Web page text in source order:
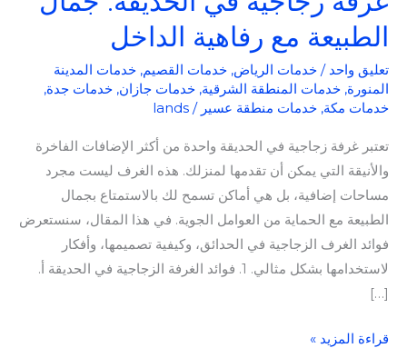
الطبيعة مع رفاهية الداخل
تعليق واحد / خدمات الرياض, خدمات القصيم, خدمات المدينة
المنورة, خدمات المنطقة الشرقية, خدمات جازان, خدمات جدة,
خدمات مكة, خدمات منطقة عسير /
lands
تعتبر غرفة زجاجية في الحديقة واحدة من أكثر الإضافات الفاخرة
والأنيقة التي يمكن أن تقدمها لمنزلك. هذه الغرف ليست مجرد
مساحات إضافية، بل هي أماكن تسمح لك بالاستمتاع بجمال
الطبيعة مع الحماية من العوامل الجوية. في هذا المقال، سنستعرض
فوائد الغرف الزجاجية في الحدائق، وكيفية تصميمها، وأفكار
لاستخدامها بشكل مثالي. 1. فوائد الغرفة الزجاجية في الحديقة أ.
[…]
قراءة المزيد »